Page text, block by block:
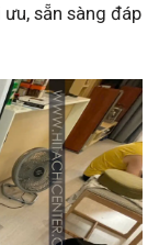
sẵn sàng đáp